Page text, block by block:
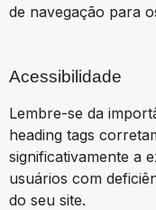
de navegação para
Acessibilidade
Lembre-se da
heading tags
significativamente a
usuários com
do seu site.